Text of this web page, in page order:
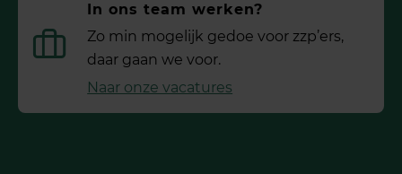
In ons team werken?
Zo min mogelijk gedoe voor ­zzp’ers,
daar gaan we voor.
Naar onze vacatures